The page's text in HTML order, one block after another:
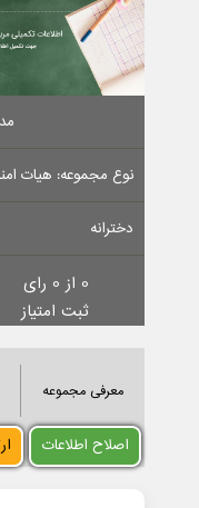
نوع مجموعه: هیات
دخترانه
0 از 0 رای
ثبت امتیاز
معرفی مجموعه
اصلاح اطلاعات